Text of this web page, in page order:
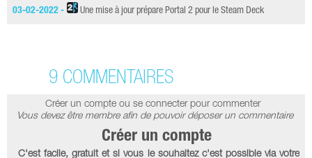
03-02-2022 -
Une mise à jour prépare Portal 2 pour le Steam Deck
9 COMMENTAIRES
Créer un compte ou se connecter pour commenter
Vous devez être membre afin de pouvoir déposer un commentaire
Créer un compte
C'est facile, gratuit et si vous le souhaitez c'est possible via votre